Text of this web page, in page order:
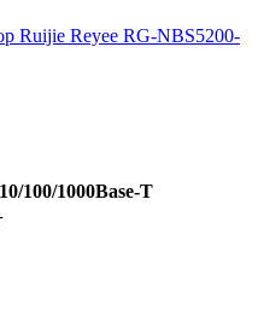
Ruijie Reyee RG-NBS5200-
100/1000Base-T